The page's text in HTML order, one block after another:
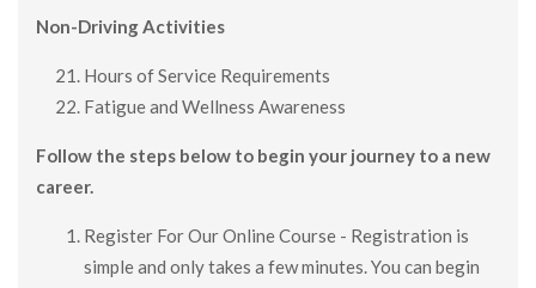
Non-Driving Activities
Hours of Service Requirements
Fatigue and Wellness Awareness
Follow the steps below to begin your journey to a new
career.
Register For Our Online Course - Registration is
simple and only takes a few minutes. You can begin